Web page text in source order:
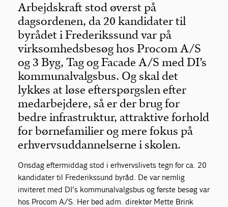
Arbejdskraft stod øverst på
dagsordenen, da 20 kandidater til
byrådet i Frederikssund var på
virksomhedsbesøg hos Procom A/S
og 3 Byg, Tag og Facade A/S med DI’s
kommunalvalgsbus. Og skal det
lykkes at løse efterspørgslen efter
medarbejdere, så er der brug for
bedre infrastruktur, attraktive forhold
for børnefamilier og mere fokus på
erhvervsuddannelserne i skolen.
Onsdag eftermiddag stod i erhvervslivets tegn for ca. 20
kandidater til Frederikssund byråd. De var nemlig
inviteret med DI’s kommunalvalgsbus og første besøg var
hos Procom A/S. Her bød adm. direktør Mette Brink